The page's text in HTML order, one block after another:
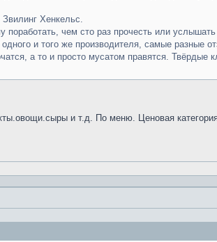
Хенкельс.
чем сто раз прочесть или услышать
и того же производителя, самые разные
а то и просто мусатом правятся.
и т.д. По меню. Ценовая